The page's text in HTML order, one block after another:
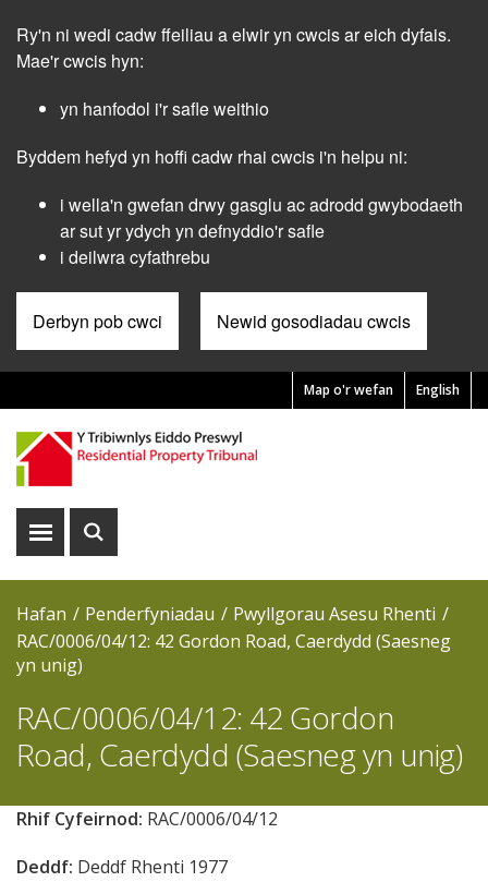
main
Ry'n ni wedi cadw ffeiliau a elwir yn cwcis ar eich dyfais.
Mae'r cwcis hyn:
yn hanfodol i'r safle weithio
Byddem hefyd yn hoffi cadw rhai cwcis i'n helpu ni:
i wella'n gwefan drwy gasglu ac adrodd gwybodaeth
ar sut yr ydych yn defnyddio'r safle
i deilwra cyfathrebu
Derbyn pob cwci Newid gosodiadau cwcis
English
Pre
Header
Menu
Map o'r wefan
DangosDangos
Hafan Penderfyniadau
Pwyllgorau Asesu Rhenti
RAC/0006/04/12: 42 Gordon Road, Caerdydd (Saesneg
yn unig)
RAC/0006/04/12: 42 Gordon
Road, Caerdydd (Saesneg yn unig)
Rhif Cyfeirnod: RAC/0006/04/12
Deddf: Deddf Rhenti 1977